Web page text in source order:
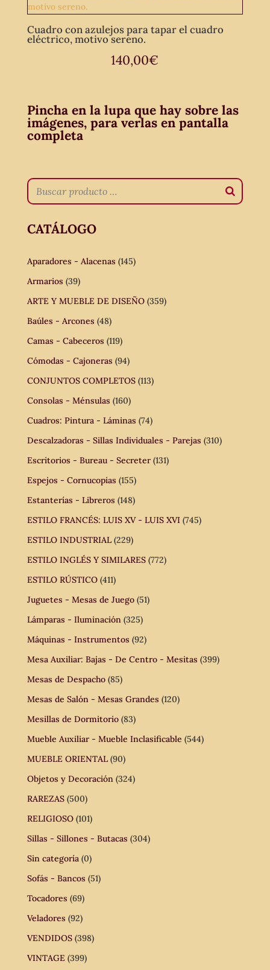
Cuadro con azulejos para tapar el cuadro
eléctrico, motivo sereno.
140,00€
Pincha en la lupa que hay sobre las
imágenes, para verlas en pantalla
completa
CATÁLOGO
Aparadores - Alacenas (145)
Armarios (39)
ARTE Y MUEBLE DE DISEÑO (359)
Baúles - Arcones (48)
Camas - Cabeceros (119)
Cómodas - Cajoneras (94)
CONJUNTOS COMPLETOS (113)
Consolas - Ménsulas (160)
Cuadros: Pintura - Láminas (74)
Descalzadoras - Sillas Individuales - Parejas (310)
Escritorios - Bureau - Secreter (131)
Espejos - Cornucopias (155)
Estanterías - Libreros (148)
ESTILO FRANCÉS: LUIS XV - LUIS XVI (745)
ESTILO INDUSTRIAL (229)
ESTILO INGLÉS Y SIMILARES (772)
ESTILO RÚSTICO (411)
Juguetes - Mesas de Juego (51)
Lámparas - Iluminación (325)
Máquinas - Instrumentos (92)
Mesa Auxiliar: Bajas - De Centro - Mesitas (399)
Mesas de Despacho (85)
Mesas de Salón - Mesas Grandes (120)
Mesillas de Dormitorio (83)
Mueble Auxiliar - Mueble Inclasificable (544)
MUEBLE ORIENTAL (90)
Objetos y Decoración (324)
RAREZAS (500)
RELIGIOSO (101)
Sillas - Sillones - Butacas (304)
Sin categoría (0)
Sofás - Bancos (51)
Tocadores (69)
Veladores (92)
VENDIDOS (398)
VINTAGE (399)